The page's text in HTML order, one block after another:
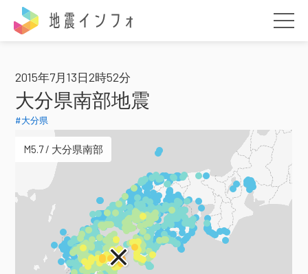
2015年7月13日2時52分
大分県南部地震
#大分県
M5.7 / 大分県南部